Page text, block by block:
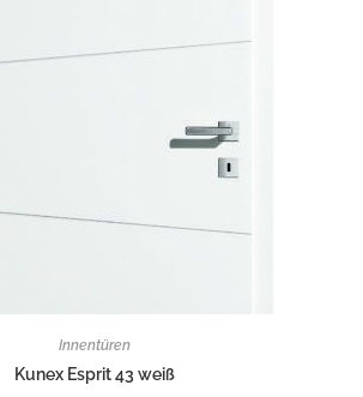
Innentüren
Kunex Esprit 43 weiß